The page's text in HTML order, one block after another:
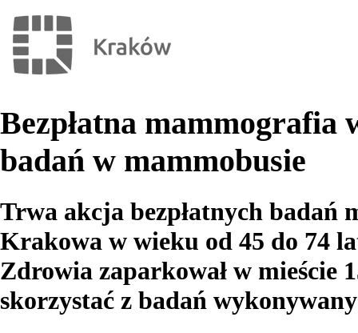
Bezpłatna
badań w mammobusie
Trwa akcja bezpłatnych badań
Krakowa w wieku od 45 do 74
Zdrowia zaparkował w mieście
skorzystać z badań